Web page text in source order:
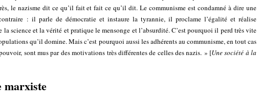
le nazisme dit ce qu’il fait et fait ce qu’il dit. Le communisme est condamné à dire une
: il parle de démocratie et instaure la tyrannie, il proclame l’égalité et réalise
science et la vérité et pratique le mensonge et l’absurdité. C’est pourquoi il perd très vite
qu’il domine. Mais c’est pourquoi aussi les adhérents au communisme, en tout cas
sont mus par des motivations très différentes de celles des nazis. » [Une société à la
marxiste